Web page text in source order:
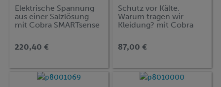
Elektrische Spannung
aus einer Salzlösung
mit Cobra SMARTsense
220,40 €
Schutz vor Kälte.
Warum tragen wir
Kleidung? mit Cobra
87,00 €